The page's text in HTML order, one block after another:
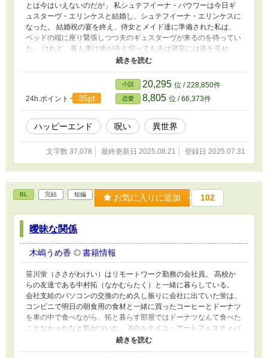
とは今はいえないのだが」 私シュテフイーナ・バウワーは今日ギ
ュスターヴ・エリンケスと結婚し、シュテフイーナ・エリンケスに
なった。 結婚祝の宴を終え、侍女とメイド達に準備された私は、
ベッドの端に座り緊張しつつ夫のギュスターヴが来るのを待ってい
た。 けれど、夜も更け体が冷え切っても夫は寝室には姿を見せ
ず、明け方朝告げ鶏が鳴く頃に漸く現れたと思ったら、私の前に跪
き、彼は泣きそうな顔でそう言ったのだ。 「私と夫婦になるつも
りが無いから永久に延期するということですか？ それとも何か理
由があり延期するだけでしょうか？」 なぜこの人私に求婚した
のだろう。 困惑と悲しみを隠し尋ねる。 婚約期間は三ヶ月と
短かったが、それでも頻繁に会っていたし、会えない時は手紙や花
束が送られてきた。 関係は良好だと感じていたのは、私だけだ
ったのだろうか。 なんて、か弱く嘆いてなんていられない、私
は幸せになるために嫁いだのだから。 ボツネタ供養の短編です。
十話程度で終わります。
24h.ポイント 35pt
小説 20,295 位 / 228,850件
恋愛 8,805 位 / 66,373件
ハッピーエンド 呪い 異世界
文字数 37,078 最終更新日 2025.08.21 登録日 2025.07.31
BL 完結 短編 お気に入りに追加 102
曖昧な関係
木嶋うめ香 書籍情報
笹川蛍（ささがわけい）はリモートワーク勤務の会社員。 高校か
らの友達である中村拓（なかむらたく）と一緒に暮らしている。
会社支給のパソコンの交換のため久し振りに会社に出ていた蛍は、
コンビニで明日の朝食用の食材と一緒に買ったコーヒーとドーナツ
を車の中で食べながら、拓と暮らす部屋ではドーナツなんて食べた
ことなかったなと気がついた。 Xのルクイユ・アートフェスティバ
ル（@RecueilArtFest)様の素敵企画『ルクイユのおいしいごはん
BL』に参加中です。